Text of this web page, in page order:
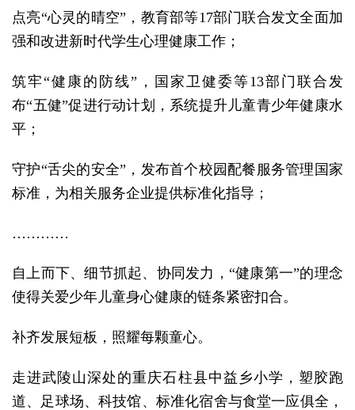
点亮“心灵的晴空”，教育部等17部门联合发文全面加
强和改进新时代学生心理健康工作；
筑牢“健康的防线”，国家卫健委等13部门联合发
布“五健”促进行动计划，系统提升儿童青少年健康水
平；
守护“舌尖的安全”，发布首个校园配餐服务管理国家
标准，为相关服务企业提供标准化指导；
…………
自上而下、细节抓起、协同发力，“健康第一”的理念
使得关爱少年儿童身心健康的链条紧密扣合。
补齐发展短板，照耀每颗童心。
走进武陵山深处的重庆石柱县中益乡小学，塑胶跑
道、足球场、科技馆、标准化宿舍与食堂一应俱全，